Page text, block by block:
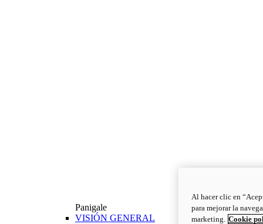
Panigale
VISIÓN GENERAL
Al hacer clic en
para mejorar la
marketing. Cookie